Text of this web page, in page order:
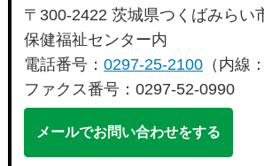
〒300-2422 茨城県つくばみらい
保健福祉センター内
電話番号：0297-25-2100 （内線
ファクス番号：0297-52-0990
メールでお問い合わせをする